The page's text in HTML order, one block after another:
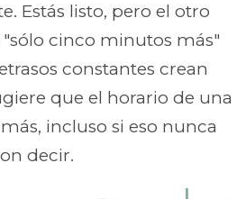
Estás listo, pero el otro
"sólo cinco minutos más"
constantes crean
que el horario de una
incluso si eso nunca
decir.